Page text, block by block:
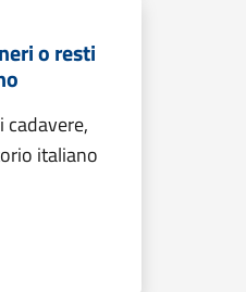
o resti
italiano